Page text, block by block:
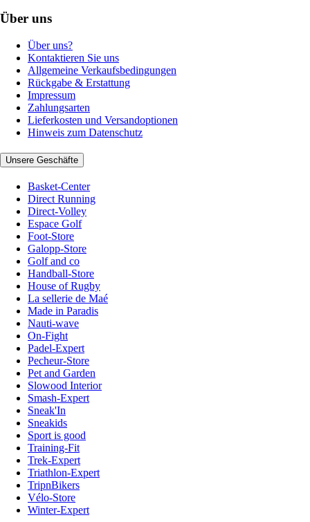
Über uns
Über uns?
Kontaktieren Sie uns
Allgemeine Verkaufsbedingungen
Rückgabe & Erstattung
Impressum
Zahlungsarten
Lieferkosten und Versandoptionen
Hinweis zum Datenschutz
Unsere Geschäfte
Basket-Center
Direct Running
Direct-Volley
Espace Golf
Foot-Store
Galopp-Store
Golf and co
Handball-Store
House of Rugby
La sellerie de Maé
Made in Paradis
Nauti-wave
On-Fight
Padel-Expert
Pecheur-Store
Pet and Garden
Slowood Interior
Smash-Expert
Sneak'In
Sneakids
Sport is good
Training-Fit
Trek-Expert
Triathlon-Expert
TripnBikers
Vélo-Store
Winter-Expert